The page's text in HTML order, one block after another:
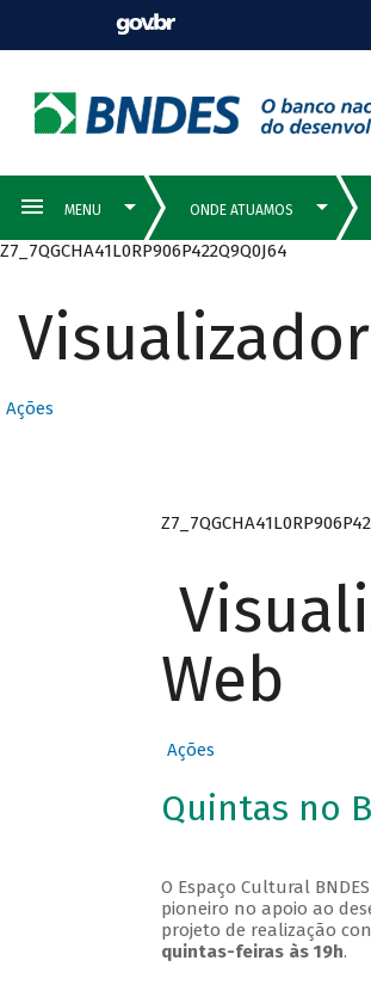
Z7_7QGCHA41L0RP906P422Q9Q0J64
Ações
Web
Ações
Quintas no
O Espaço Cultural
pioneiro no apoio ao
projeto de realização
quintas-feiras às 19h.